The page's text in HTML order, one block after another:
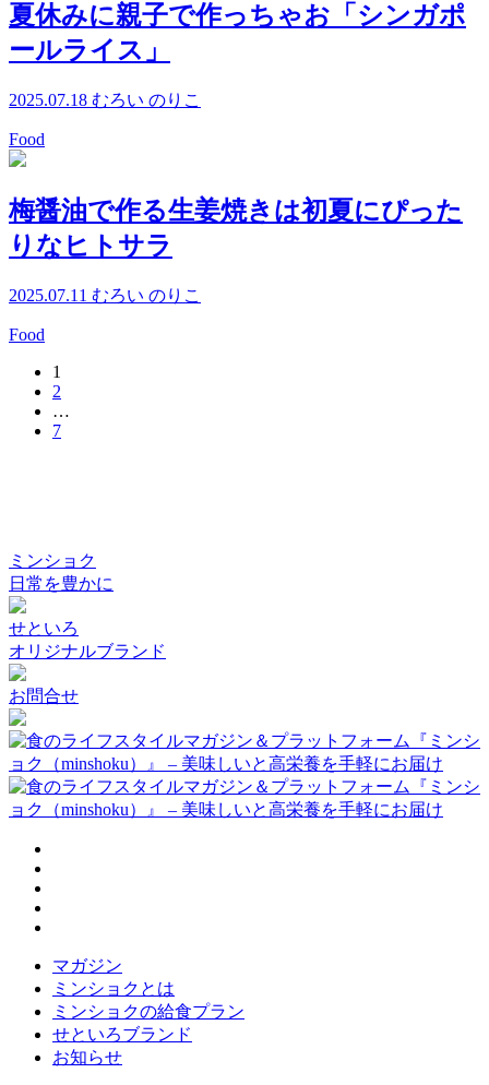
夏休みに親子で作っちゃお「シンガポ
ールライス」
2025.07.18 むろい のりこ
Food
梅醤油で作る生姜焼きは初夏にぴった
りなヒトサラ
2025.07.11 むろい のりこ
Food
1
2
…
7
ミンショク
日常を豊かに
せといろ
オリジナルブランド
お問合せ
マガジン
ミンショクとは
ミンショクの給食プラン
せといろブランド
お知らせ